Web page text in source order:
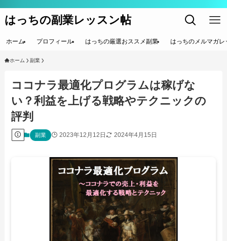
はっちの副業レッスン帖
ホーム プロフィール はっちの厳選おススメ副業 はっちのメルマガレ
ホーム 副業
ココナラ最適化プログラムは稼げな
い？利益を上げる戦略やテクニックの
評判
副業 2023年12月12日 2024年4月15日